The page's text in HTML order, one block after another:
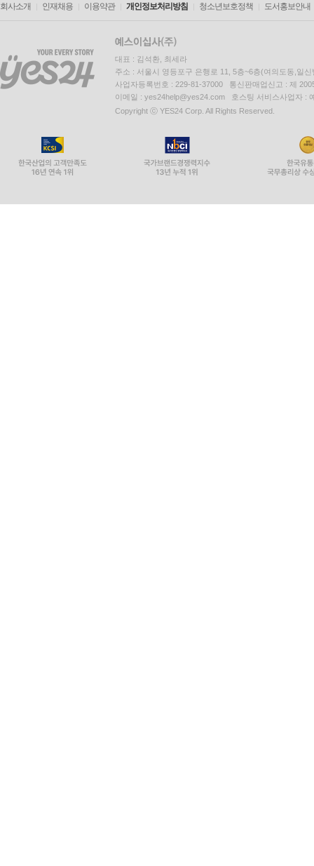
회사소개 인재채용 이용약관 개인정보처리방침 청소년보호정책 도서홍보안내
대표 : 김석환, 최세라
주소 : 서울시 영등포구 은행로 11, 5층~6층(여의도동,일신
사업자등록번호 : 229-81-37000 통신판매업신고 : 제
이메일 : yes24help@yes24.com 호스팅 서비스사업자 :
Copyright ⓒ YES24 Corp. All Rights Reserved.